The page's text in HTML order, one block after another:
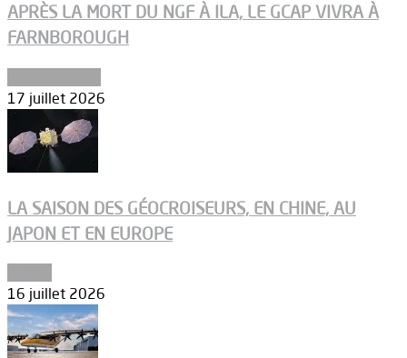
APRÈS LA MORT DU NGF À ILA, LE GCAP VIVRA À
FARNBOROUGH
17 juillet 2026
LA SAISON DES GÉOCROISEURS, EN CHINE, AU
JAPON ET EN EUROPE
16 juillet 2026